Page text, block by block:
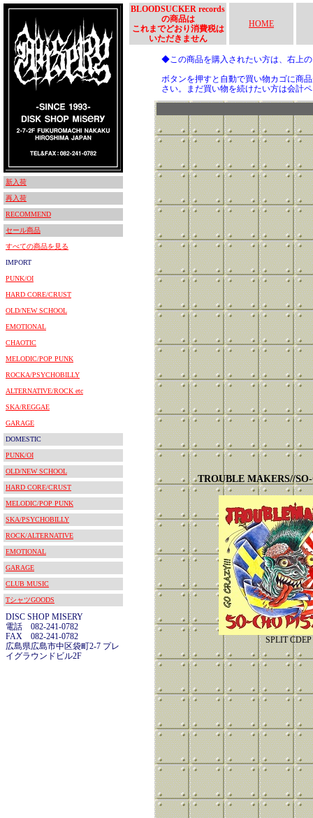
新入荷
再入荷
RECOMMEND
セール商品
すべての商品を見る
IMPORT
PUNK/OI
HARD CORE/CRUST
OLD/NEW SCHOOL
EMOTIONAL
CHAOTIC
MELODIC/POP PUNK
ROCKA/PSYCHOBILLY
ALTERNATIVE/ROCK etc
SKA/REGGAE
GARAGE
DOMESTIC
PUNK/OI
OLD/NEW SCHOOL
HARD CORE/CRUST
MELODIC/POP PUNK
SKA/PSYCHOBILLY
ROCK/ALTERNATIVE
EMOTIONAL
GARAGE
CLUB MUSIC
TシャツGOODS
DISC SHOP MISERY
電話 082-241-0782
FAX 082-241-0782
広島県広島市中区袋町2-7 プレ
イグラウンドビル2F
BLOODSUCKER records
の商品は
これまでどおり消費税は
いただきません
HOME
◆この商品を購入されたい方は、右上
ボタンを押すと自動で買い物カゴに商
さい。まだ買い物を続けたい方は会計
TROUBLE MAKERS//
SPLIT CDEP